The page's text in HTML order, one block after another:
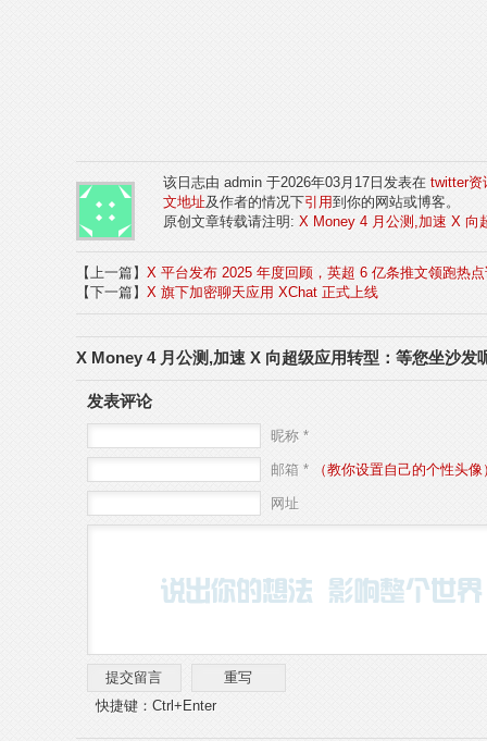
该日志由 admin 于2026年03月17日发表在 twitter资
文地址及作者的情况下引用到你的网站或博客。
原创文章转载请注明: X Money 4 月公测,加速 X 向
【上一篇】 X 平台发布 2025 年度回顾，英超 6 亿条推文领跑热
【下一篇】 X 旗下加密聊天应用 XChat 正式上线
X Money 4 月公测,加速 X 向超级应用转型：等您坐沙发
发表评论
昵称 *
邮箱 * （教你设置自己的个性头像
网址
快捷键：Ctrl+Enter